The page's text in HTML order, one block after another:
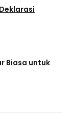
Biasa untuk